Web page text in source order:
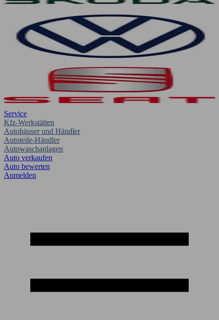
Service
Kfz-Werkstätten
Autohäuser und Händler
Autoteile-Händler
Autowaschanlagen
Auto verkaufen
Auto bewerten
Anmelden